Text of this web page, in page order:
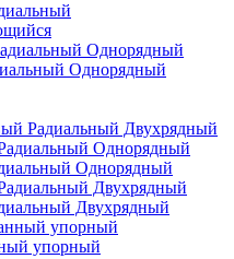
Однорядный
Радиальный Двухрядный
Однорядный
Двухрядный
упорный